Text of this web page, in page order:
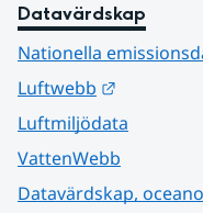
Datavärdskap
Nationella
Luftwebb
Luftmiljödata
VattenWebb
Datavärdskap,